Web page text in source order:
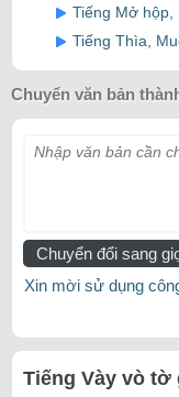
Tiếng Mở hộp,
Tiếng Thìa,
Chuyển văn bản
Nhập văn bản cần
Chuyển đổi sang
Xin mời sử dụng
Tiếng Vày vò tờ